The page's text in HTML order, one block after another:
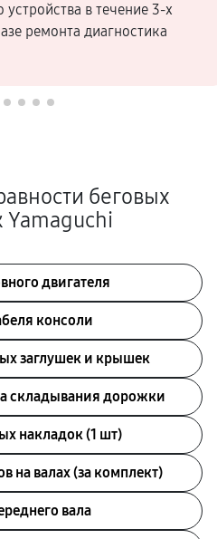
в течение 3-х
ремонта диагностика
беговых
двигателя
консоли
заглушек и крышек
складывания дорожки
накладок (1 шт)
на валах (за комплект)
вала